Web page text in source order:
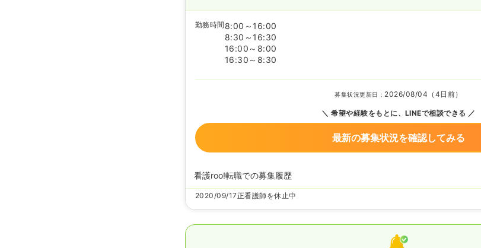
勤務時間 8:00～16:00
8:30～16:30
16:00～8:00
16:30～8:30
募集状況更新日： 2026/08/04（4日前）
希望や経験をもとに、LINEで相談できる
最新の募集状況を確認してみる
看護roo!転職での募集履歴
2020/09/17正看護師を休止中